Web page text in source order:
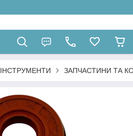
ІНСТРУМЕНТИ ЗАПЧАСТИНИ ТА